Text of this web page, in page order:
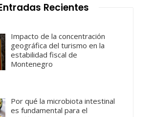
Recientes
Impacto de la concentración
geográfica del turismo en la
estabilidad fiscal de
Montenegro
Por qué la microbiota intestinal
es fundamental para el